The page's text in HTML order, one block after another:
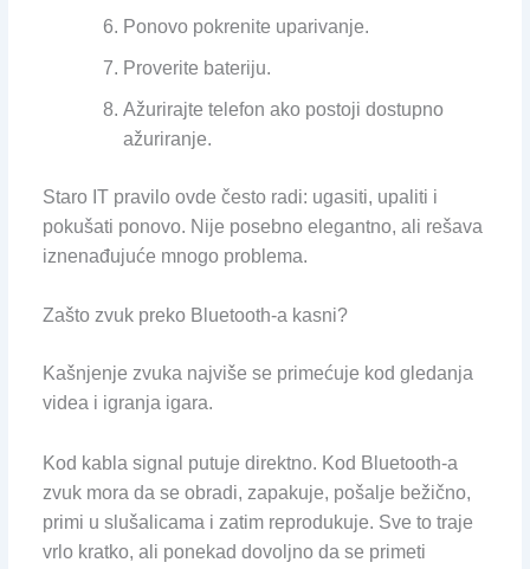
Ponovo pokrenite uparivanje.
Proverite bateriju.
Ažurirajte telefon ako postoji dostupno
ažuriranje.
Staro IT pravilo ovde često radi: ugasiti, upaliti i
pokušati ponovo. Nije posebno elegantno, ali rešava
iznenađujuće mnogo problema.
Zašto zvuk preko Bluetooth-a kasni?
Kašnjenje zvuka najviše se primećuje kod gledanja
videa i igranja igara.
Kod kabla signal putuje direktno. Kod Bluetooth-a
zvuk mora da se obradi, zapakuje, pošalje bežično,
primi u slušalicama i zatim reprodukuje. Sve to traje
vrlo kratko, ali ponekad dovoljno da se primeti